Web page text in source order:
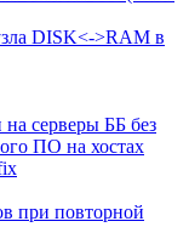
DISK<->RAM в
серверы ББ без
ПО на хостах
при повторной